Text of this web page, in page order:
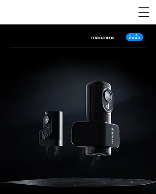
ภาพตัวอย่าง สั่งซื้อ